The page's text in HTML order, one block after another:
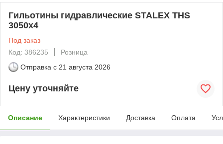
Гильотины гидравлические STALEX THS
3050x4
Под заказ
Код: 386235
Розница
Отправка с 21 августа 2026
Цену уточняйте
Описание Характеристики Доставка Оплата